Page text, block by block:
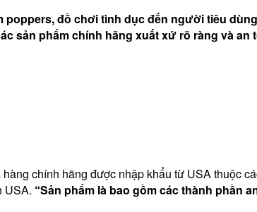
đồ chơi tình dục đến người tiêu
sản phẩm chính hãng xuất xứ rõ ràng và
chính hãng được nhập khẩu từ USA thuộc
USA. “Sản phẩm là bao gồm các thành phần